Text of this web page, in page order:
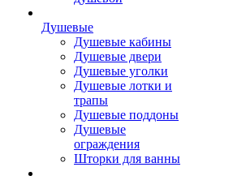
Душевые
Душевые кабины
Душевые двери
Душевые уголки
Душевые лотки и
трапы
Душевые поддоны
Душевые
ограждения
Шторки для ванны